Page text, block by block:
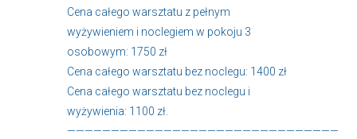
Cena całego warsztatu z pełnym
wyżywieniem i noclegiem w pokoju 3
osobowym: 1750 zł
Cena całego warsztatu bez noclegu: 1400 zł
Cena całego warsztatu bez noclegu i
wyżywienia: 1100 zł.
———————————————————————————————